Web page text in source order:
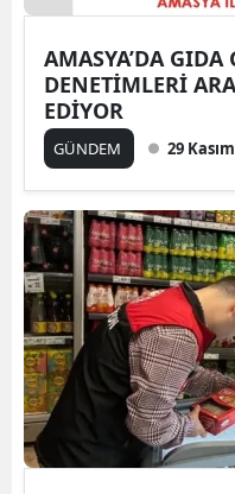
AMASYA’DA
DENETİMLERİ
EDİYOR
GÜNDEM 29